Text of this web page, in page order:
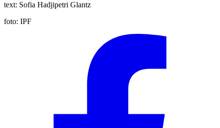
text: Sofia Hadjipetri Glantz
foto: IPF